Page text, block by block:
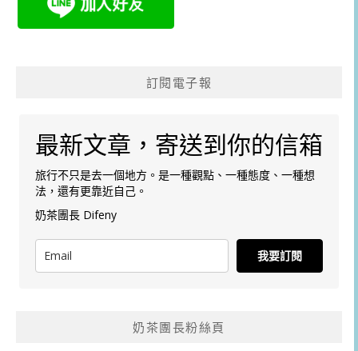
訂閱電子報
最新文章，寄送到你的信箱
旅行不只是去一個地方。是一種觀點、一種態度、一種想
法，還有更靠近自己。
奶茶團長 Difeny
我要訂閱
奶茶團長粉絲頁